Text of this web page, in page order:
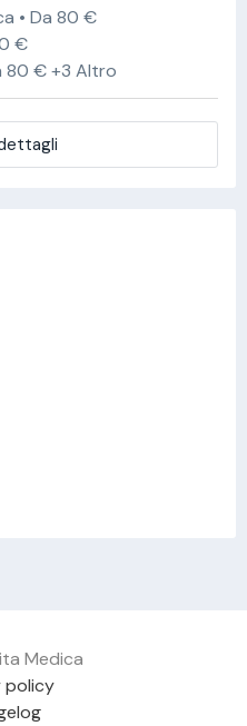
• Da 80 €
€
80 € +3 Altro
Medica
policy